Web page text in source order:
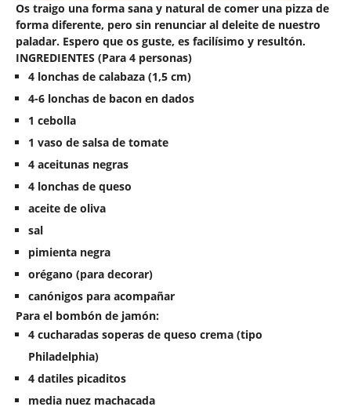
Os traigo una forma sana y natural de comer una pizza de
forma diferente, pero sin renunciar al deleite de nuestro
paladar. Espero que os guste, es facilísimo y resultón.
INGREDIENTES (Para 4 personas)
4 lonchas de calabaza (1,5 cm)
4-6 lonchas de bacon en dados
1 cebolla
1 vaso de salsa de tomate
4 aceitunas negras
4 lonchas de queso
aceite de oliva
sal
pimienta negra
orégano (para decorar)
canónigos para acompañar
Para el bombón de jamón:
4 cucharadas soperas de queso crema (tipo
Philadelphia)
4 datiles picaditos
media nuez machacada